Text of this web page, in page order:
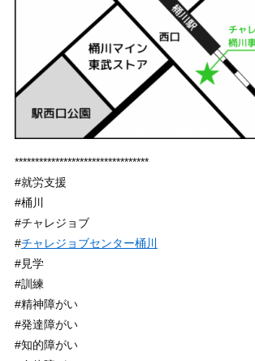
*********************************
#就労支援
#桶川
#チャレジョブ
#チャレジョブセンター桶川
#見学
#訓練
#精神障がい
#発達障がい
#知的障がい